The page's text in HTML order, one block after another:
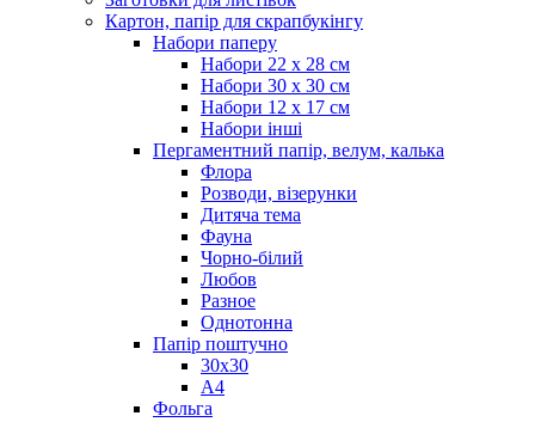
Картон, папір для скрапбукінгу
Набори паперу
Набори 22 х 28 см
Набори 30 х 30 см
Набори 12 х 17 см
Набори інші
Пергаментний папір, велум, калька
Флора
Розводи, візерунки
Дитяча тема
Фауна
Чорно-білий
Любов
Разное
Однотонна
Папір поштучно
30х30
А4
Фольга